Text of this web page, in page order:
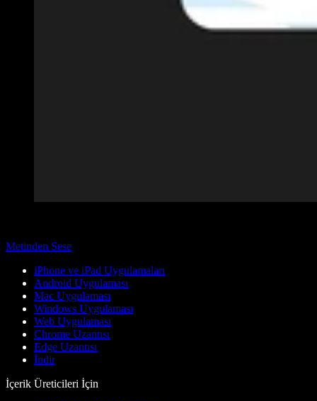
Metinden Sese
iPhone ve iPad Uygulamaları
Android Uygulaması
Mac Uygulaması
Windows Uygulaması
Web Uygulaması
Chrome Uzantısı
Edge Uzantısı
İndir
İçerik Üreticileri İçin